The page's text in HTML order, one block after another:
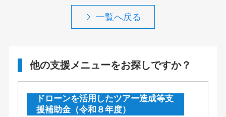
一覧へ戻る
他の支援メニューをお探しですか？
ドローンを活用したツアー造成等支
援補助金（令和８年度）